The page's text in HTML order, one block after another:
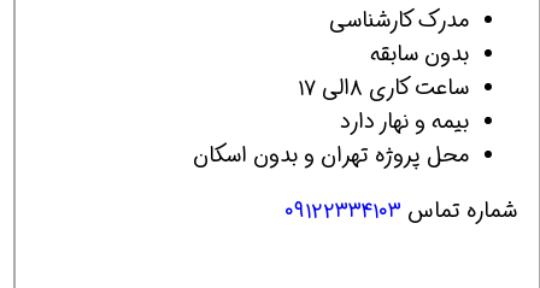
مدرک کارشناسی
بدون سابقه
ساعت کاری ۸الی ۱۷
بیمه و نهار دارد
محل پروژه تهران و بدون اسکان
شماره تماس ۰۹۱۲۲۳۳۴۱۰۳